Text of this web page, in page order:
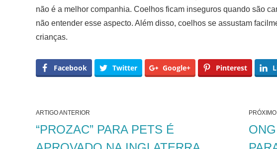
não é a melhor companhia. Coelhos ficam inseguros quando são
não entender esse aspecto. Além disso, coelhos se assustam
crianças.
Facebook Twitter Google+ Pinterest
ARTIGO ANTERIOR
“PROZAC” PARA PETS É